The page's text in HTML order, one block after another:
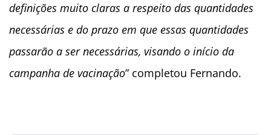
definições muito claras a respeito das quantidades
necessárias e do prazo em que essas quantidades
passarão a ser necessárias, visando o início da
campanha de vacinação” completou Fernando.